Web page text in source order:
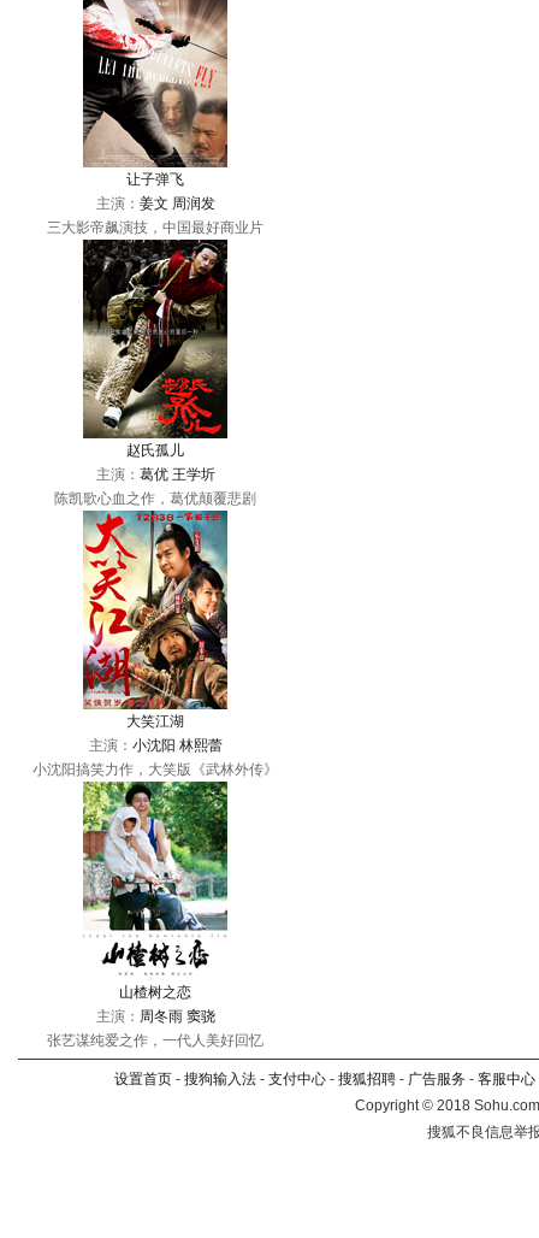
让子弹飞
主演： 姜文 周润发
三大影帝飙演技，中国最好商业片
赵氏孤儿
主演： 葛优 王学圻
陈凯歌心血之作，葛优颠覆悲剧
大笑江湖
主演： 小沈阳 林熙蕾
小沈阳搞笑力作，大笑版《武林外传》
山楂树之恋
主演： 周冬雨 窦骁
张艺谋纯爱之作，一代人美好回忆
设置首页 - 搜狗输入法 - 支付中心 - 搜狐招聘 - 广告服务 - 客服中心
Copyright©2018
搜狐不良信息举